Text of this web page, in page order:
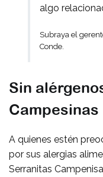
algo
Subraya el
Conde.
Sin
Campesinas
A quienes estén
por sus alergias
Serranitas